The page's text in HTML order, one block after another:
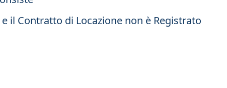
il Contratto di Locazione non è Registrato